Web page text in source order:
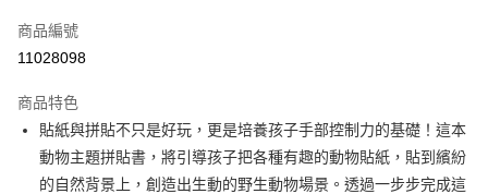
超商取貨付款
Apple Pay
街口支付
商品編號
11028098
商品特色
貼紙與拼貼不只是好玩，更是培養孩子手部控制力的基礎！這本
動物主題拼貼書，將引導孩子把各種有趣的動物貼紙，貼到繽紛
的自然背景上，創造出生動的野生動物場景。透過一步步完成這